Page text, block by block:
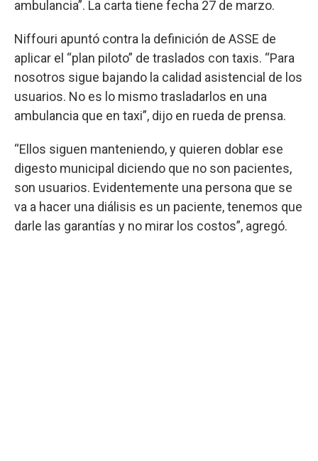
ambulancia”. La carta tiene fecha 27 de marzo.
Niffouri apuntó contra la definición de ASSE de
aplicar el “plan piloto” de traslados con taxis. “Para
nosotros sigue bajando la calidad asistencial de los
usuarios. No es lo mismo trasladarlos en una
ambulancia que en taxi”, dijo en rueda de prensa.
“Ellos siguen manteniendo, y quieren doblar ese
digesto municipal diciendo que no son pacientes,
son usuarios. Evidentemente una persona que se
va a hacer una diálisis es un paciente, tenemos que
darle las garantías y no mirar los costos”, agregó.